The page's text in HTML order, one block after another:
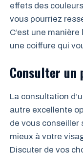
effets des
vous pourriez
C’est une
une coiffure qui
Consulter un
La consultation
autre excellente
de vous conseiller
mieux à votre
Discuter de vos